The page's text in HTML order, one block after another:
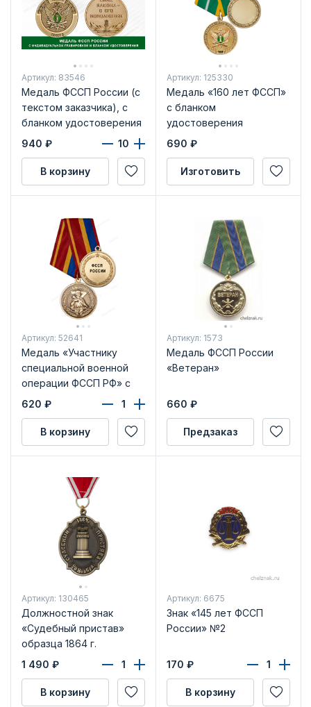
Артикул: 83546
Медаль ФССП России (с
текстом заказчика), с
бланком удостоверения
940 ₽
В корзину
Артикул: 125330
Медаль «160 лет ФССП»
с бланком
удостоверения
690 ₽
Изготовить
Артикул: 52641
Медаль «Участнику
специальной военной
операции ФССП РФ» с
бланком удостоверения
620 ₽
В корзину
Артикул: 1573
Медаль ФССП России
«Ветеран»
660 ₽
Предзаказ
Артикул: 130465
Должностной знак
«Судебный пристав»
образца 1864 г.
1 490 ₽
В корзину
Артикул: 6675
Знак «145 лет ФССП
России» №2
170 ₽
В корзину